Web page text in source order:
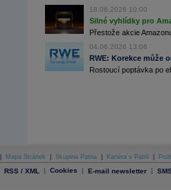
18.06.2026 10:00
Silné vyhlídky pro
Přestože akcie
04.06.2026 13:06
RWE: Korekce může
Rostoucí poptávka po
Mapa Stránek Skupina Patria Kariéra v Patrii
RSS / XML | Cookies | E-mail newsletter |